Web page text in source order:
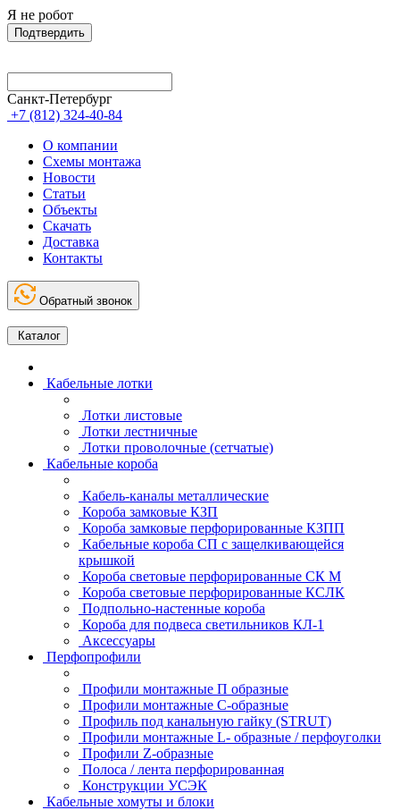
Я не робот
Подтвердить
Санкт-Петербург
+7 (812) 324-40-84
О компании
Схемы монтажа
Новости
Статьи
Объекты
Скачать
Доставка
Контакты
Обратный звонок
Каталог
Кабельные лотки
Лотки листовые
Лотки лестничные
Лотки проволочные (сетчатые)
Кабельные короба
Кабель-каналы металлические
Короба замковые КЗП
Короба замковые перфорированные КЗПП
Кабельные короба СП с защелкивающейся
крышкой
Короба световые перфорированные СК М
Короба световые перфорированные КСЛК
Подпольно-настенные короба
Короба для подвеса светильников КЛ-1
Аксессуары
Перфопрофили
Профили монтажные П образные
Профили монтажные C-образные
Профиль под канальную гайку (STRUT)
Профили монтажные L- образные / перфоуголки
Профили Z-образные
Полоса / лента перфорированная
Конструкции УСЭК
Кабельные хомуты и блоки